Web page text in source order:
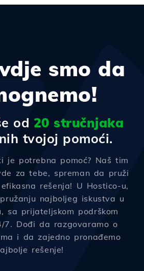
smo da
od 20 stručnjaka
tvojoj pomoći.
je potrebna pomoć? Naš tim
za tebe, spreman da pruži
rešenja! U Hostico-u,
najboljeg iskustva u
sa prijateljskom podrškom
7. Dođi da razgovaramo o
i da zajedno pronađemo
rešenje!